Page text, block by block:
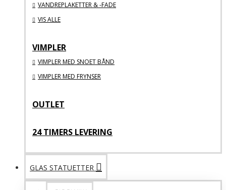
VANDREPLAKETTER & -FADE
VIS ALLE
VIMPLER
VIMPLER MED SNOET BÅND
VIMPLER MED FRYNSER
OUTLET
24 TIMERS LEVERING
GLAS STATUETTER